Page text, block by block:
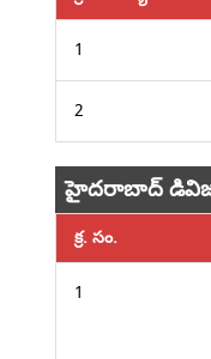
1
2
హైదరాబాద్
క్ర. సం.
1